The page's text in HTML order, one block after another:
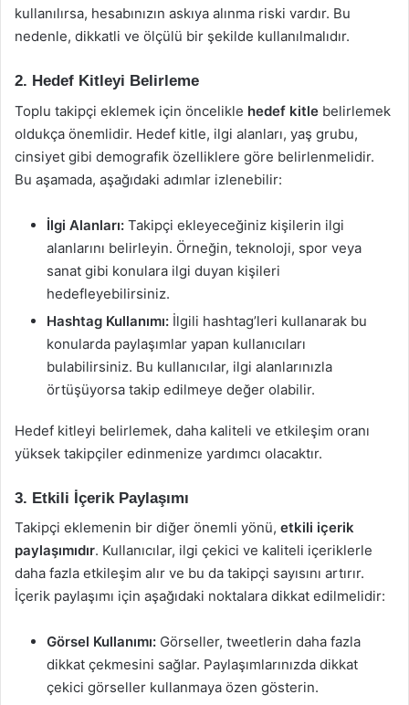
kullanılırsa, hesabınızın askıya alınma riski vardır. Bu
nedenle, dikkatli ve ölçülü bir şekilde kullanılmalıdır.
2. Hedef Kitleyi Belirleme
Toplu takipçi eklemek için öncelikle hedef kitle belirlemek
oldukça önemlidir. Hedef kitle, ilgi alanları, yaş grubu,
cinsiyet gibi demografik özelliklere göre belirlenmelidir.
Bu aşamada, aşağıdaki adımlar izlenebilir:
İlgi Alanları: Takipçi ekleyeceğiniz kişilerin ilgi
alanlarını belirleyin. Örneğin, teknoloji, spor veya
sanat gibi konulara ilgi duyan kişileri
hedefleyebilirsiniz.
Hashtag Kullanımı: İlgili hashtag’leri kullanarak bu
konularda paylaşımlar yapan kullanıcıları
bulabilirsiniz. Bu kullanıcılar, ilgi alanlarınızla
örtüşüyorsa takip edilmeye değer olabilir.
Hedef kitleyi belirlemek, daha kaliteli ve etkileşim oranı
yüksek takipçiler edinmenize yardımcı olacaktır.
3. Etkili İçerik Paylaşımı
Takipçi eklemenin bir diğer önemli yönü, etkili içerik
paylaşımıdır. Kullanıcılar, ilgi çekici ve kaliteli içeriklerle
daha fazla etkileşim alır ve bu da takipçi sayısını artırır.
İçerik paylaşımı için aşağıdaki noktalara dikkat edilmelidir:
Görsel Kullanımı: Görseller, tweetlerin daha fazla
dikkat çekmesini sağlar. Paylaşımlarınızda dikkat
çekici görseller kullanmaya özen gösterin.